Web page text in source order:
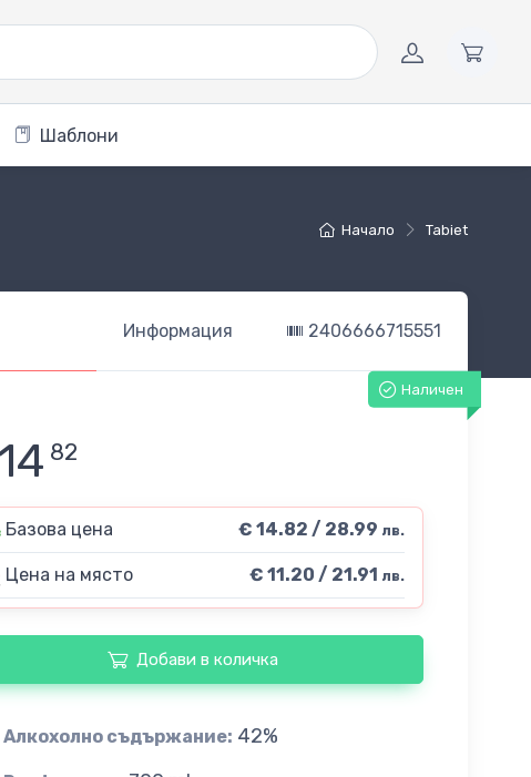
Шаблони
Начало Tabiet
Информация 2406666715551
Наличен
82
Базова цена € 14.82 / 28.99 лв.
Цена на място € 11.20 / 21.91 лв.
Добави в количка
Алкохолно съдържание: 42%